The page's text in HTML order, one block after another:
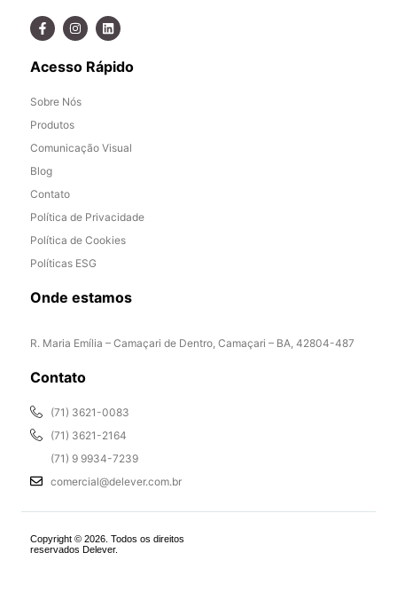
Acesso Rápido
Sobre Nós
Produtos
Comunicação Visual
Blog
Contato
Política de Privacidade
Política de Cookies
Políticas ESG
Onde estamos
R. Maria Emília – Camaçari de Dentro, Camaçari – BA, 42804-487
Contato
(71) 3621-0083
(71) 3621-2164
(71) 9 9934-7239
comercial@delever.com.br
Copyright © 2026. Todos os direitos
reservados Delever.